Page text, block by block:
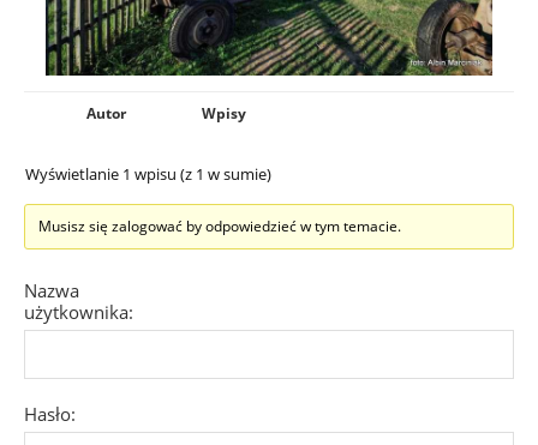
Autor Wpisy
Wyświetlanie 1 wpisu (z 1 w sumie)
Musisz się zalogować by odpowiedzieć w tym temacie.
Nazwa
użytkownika:
Hasło: